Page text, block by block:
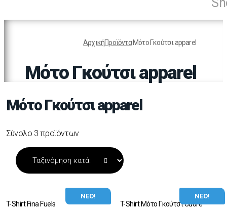
ΑρχικήΠροϊόνταΜότο Γκούτσι apparel
Μότο Γκούτσι apparel
Μότο Γκούτσι apparel
Σύνολο 3 προϊόντων
ΝΕΟ!
T-Shirt Fina Fuels
ΝΕΟ!
T-Shirt Μότο Γκούτσι Cuore